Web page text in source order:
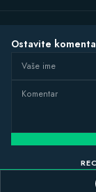
Ostavite